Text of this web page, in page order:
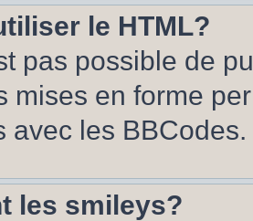
le HTML?
pas possible de
mises en forme
avec les BBCodes.
les smileys?